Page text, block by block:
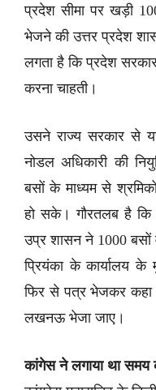
प्रदेश सीमा पर खड़ी
भेजने की उत्तर प्रदेश
लगता है कि प्रदेश
करना चाहती।
उसने राज्य सरकार से
नोडल अधिकारी की
बसों के माध्यम से
हो सके। गौरतलब है कि
उप्र शासन ने 1000 बसों
प्रियंका के कार्यालय के
फिर से पत्र भेजकर कहा
लखनऊ भेजा जाए।
कांगेस ने लगाया था समय